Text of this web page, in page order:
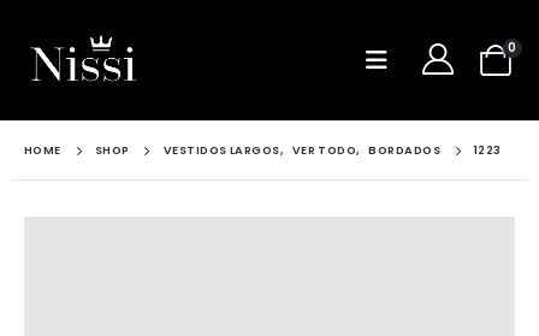
0
HOME SHOP VESTIDOS LARGOS, VER TODO, BORDADOS 1223